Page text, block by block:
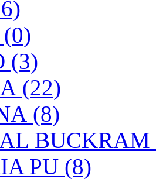
(3)
(22)
(8)
BUCKRAM
PU (8)